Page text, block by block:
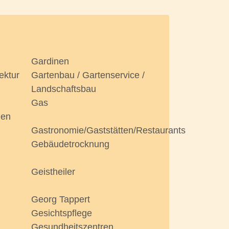
Gardinen
Gartenbau / Gartenservice /
Landschaftsbau
Gas
Gastronomie/Gaststätten/Restaurants
Gebäudetrocknung
Geistheiler
Georg Tappert
Gesichtspflege
Gesundheitszentren